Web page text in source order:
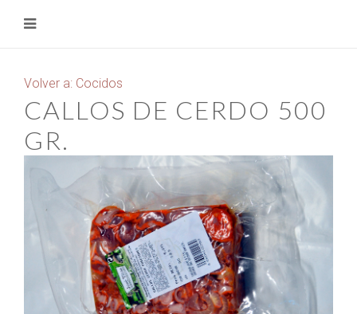
Volver a: Cocidos
CALLOS DE CERDO 500
GR.